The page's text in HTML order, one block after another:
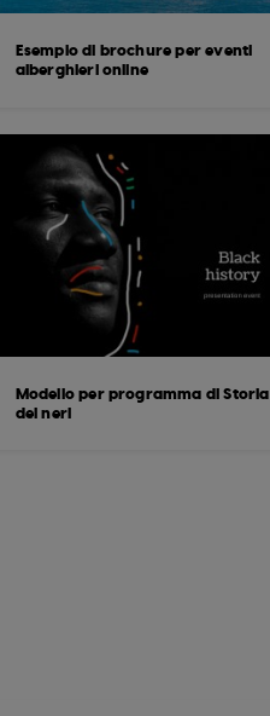
Esempio di brochure per eventi
alberghieri online
Modello per programma di Storia
dei neri